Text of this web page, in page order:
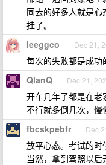
同去的好多人就是
挂了。
leeggco Dec 21,
每次的失败都是成功
QlanQ Dec 21,
开车几年了都是在老
不行就多倒几次，慢
fbcskpebfr Dec
放平心态。考试的时
当然，拿到驾照以后